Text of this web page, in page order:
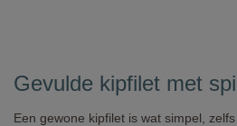
Gevulde kipfilet met
Een gewone kipfilet is wat simpel, zelfs